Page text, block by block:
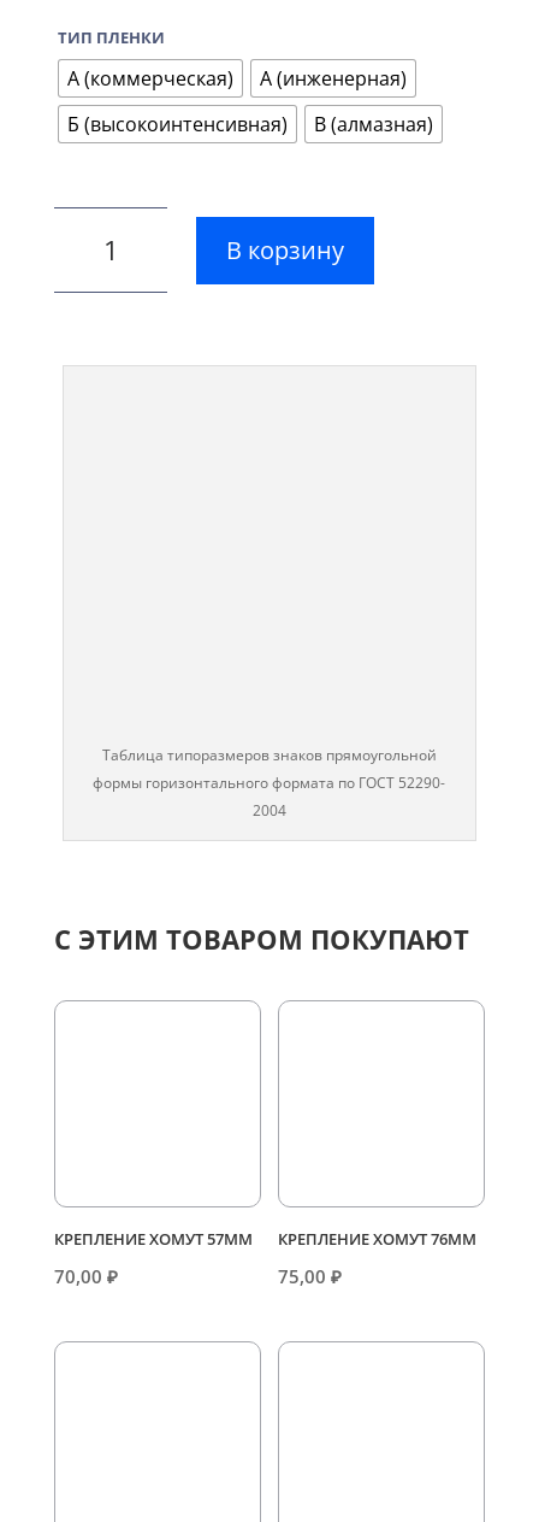
ТИП ПЛЕНКИ
А (коммерческая)
А (инженерная)
Б (высокоинтенсивная)
В (алмазная)
В корзину
Таблица типоразмеров знаков прямоугольной
формы горизонтального формата по ГОСТ 52290-
2004
С ЭТИМ ТОВАРОМ ПОКУПАЮТ
КРЕПЛЕНИЕ ХОМУТ 57ММ
70,00 ₽
КРЕПЛЕНИЕ ХОМУТ 76ММ
75,00₽